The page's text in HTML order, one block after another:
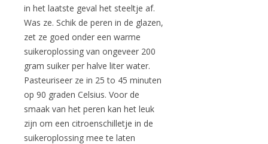
in het laatste geval het steeltje af.
Was ze. Schik de peren in de glazen,
zet ze goed onder een warme
suikeroplossing van ongeveer 200
gram suiker per halve liter water.
Pasteuriseer ze in 25 to 45 minuten
op 90 graden Celsius. Voor de
smaak van het peren kan het leuk
zijn om een citroenschilletje in de
suikeroplossing mee te laten